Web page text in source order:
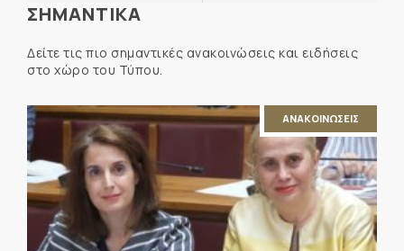
ΣΗΜΑΝΤΙΚΑ
Δείτε τις πιο σημαντικές ανακοινώσεις και ειδήσεις
στο χώρο του Τύπου.
ΑΝΑΚΟΙΝΩΣΕΙΣ